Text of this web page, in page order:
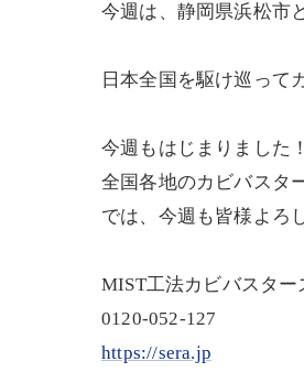
今週は、静岡県浜松市
日本全国を駆け巡って
今週もはじまりました！
全国各地のカビバスタ
では、今週も皆様よろ
MIST工法カビバスター
0120-052-127
https://sera.jp